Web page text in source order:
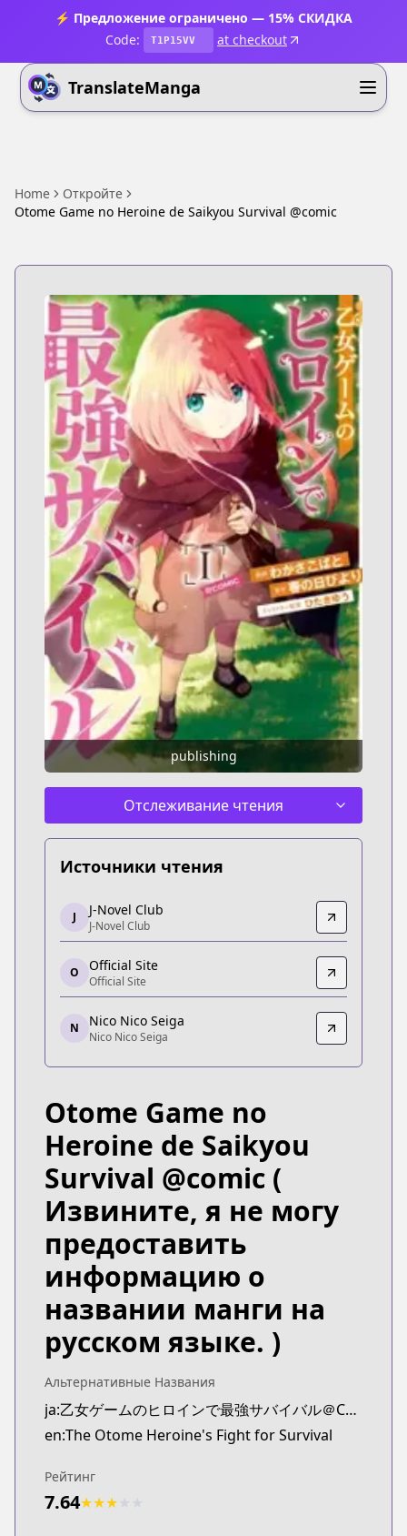
⚡ Предложение ограничено — 15% СКИДКА
Code:
T1P15VV at checkout
TranslateManga
Home
Откройте
Otome Game no Heroine de Saikyou Survival @comic
publishing
Отслеживание чтения
Источники чтения
J-Novel Club
J-Novel Club
https://j-novel.club/series/the-otome-heroine-s-
Official Site
Official Site
https://to-corona-ex.com/comics/20000000054623
Nico Nico Seiga
J J-Novel Club
J-Novel Club
O Official Site
Official Site
N Nico Nico Seiga
Nico Nico Seiga
Otome Game no
Heroine de Saikyou
Survival @comic (
Извините, я не могу
предоставить
информацию о
названии манги на
русском языке. )
Альтернативные Названия
ja:乙女ゲームのヒロインで最強サバイバル＠COMIC
en:The Otome Heroine's Fight for Survival
Рейтинг
7.64★★★